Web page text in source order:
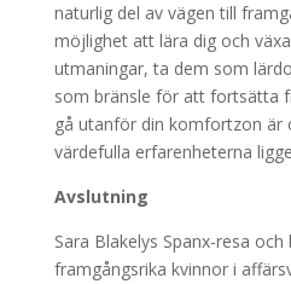
naturlig del av vägen till
möjlighet att lära dig och
utmaningar, ta dem som
som bränsle för att fortsätta
gå utanför din komfortzon är
värdefulla erfarenheterna
Avslutning
Sara Blakelys Spanx-resa
framgångsrika kvinnor i